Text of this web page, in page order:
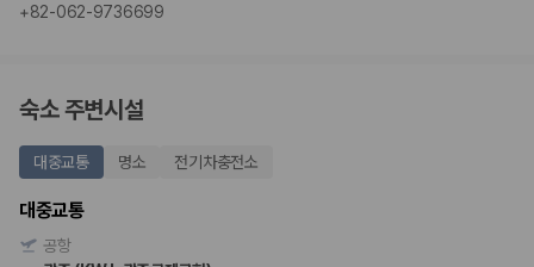
+82-062-9736699
숙소 주변시설
대중교통 명소 전기차충전소
대중교통
공항